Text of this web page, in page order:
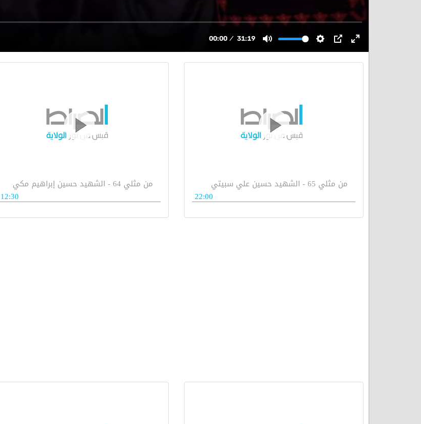
من مثلي 65 - الشهيد حسين علي سبيتي
22:00
من مثلي 64 - الشهيد حسين إبراهيم مكي
12:30